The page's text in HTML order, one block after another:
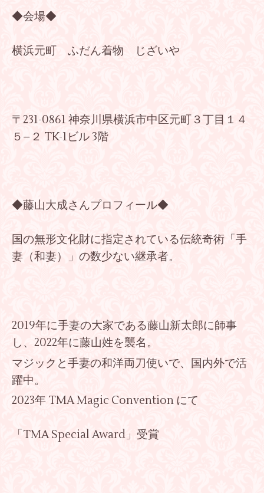
◆会場◆
横浜元町 ふだん着物 じざいや
〒231-0861 神奈川県横浜市中区元町３丁目１４
５−２ TK-1ビル 3階
◆藤山大成さんプロフィール◆
国の無形文化財に指定されている伝統奇術「手
妻（和妻）」の数少ない継承者。
2019年に手妻の大家である藤山新太郎に師事
し、2022年に藤山姓を襲名。
マジックと手妻の和洋両刀使いで、国内外で活
躍中。
2023年 TMA Magic Convention にて
「TMA Special Award」受賞